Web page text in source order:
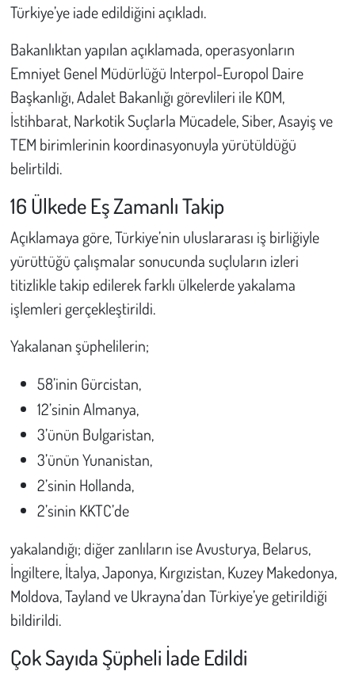
Türkiye’ye iade edildiğini açıkladı.
Bakanlıktan yapılan açıklamada, operasyonların
Emniyet Genel Müdürlüğü Interpol-Europol Daire
Başkanlığı, Adalet Bakanlığı görevlileri ile KOM,
İstihbarat, Narkotik Suçlarla Mücadele, Siber, Asayiş ve
TEM birimlerinin koordinasyonuyla yürütüldüğü
belirtildi.
16 Ülkede Eş Zamanlı Takip
Açıklamaya göre, Türkiye’nin uluslararası iş birliğiyle
yürüttüğü çalışmalar sonucunda suçluların izleri
titizlikle takip edilerek farklı ülkelerde yakalama
işlemleri gerçekleştirildi.
Yakalanan şüphelilerin;
58’inin Gürcistan,
12’sinin Almanya,
3’ünün Bulgaristan,
3’ünün Yunanistan,
2’sinin Hollanda,
2’sinin KKTC’de
yakalandığı; diğer zanlıların ise Avusturya, Belarus,
İngiltere, İtalya, Japonya, Kırgızistan, Kuzey Makedonya,
Moldova, Tayland ve Ukrayna’dan Türkiye’ye getirildiği
bildirildi.
Çok Sayıda Şüpheli İade Edildi
İnsan Hakları
Hayvan Hakları
Çevre
Galeri
Vefat İlanları
Tarih
Hukuk
Tarım
Son Dakika
Kent
Eğlence